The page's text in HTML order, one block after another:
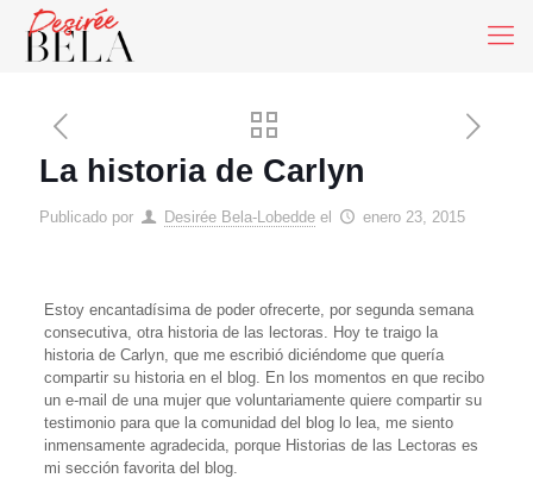
La historia de Carlyn
Publicado por Desirée Bela-Lobedde el enero 23, 2015
Estoy encantadísima de poder ofrecerte, por segunda semana
consecutiva, otra historia de las lectoras. Hoy te traigo la
historia de Carlyn, que me escribió diciéndome que quería
compartir su historia en el blog. En los momentos en que recibo
un e-mail de una mujer que voluntariamente quiere compartir su
testimonio para que la comunidad del blog lo lea, me siento
inmensamente agradecida, porque Historias de las Lectoras es
mi sección favorita del blog.